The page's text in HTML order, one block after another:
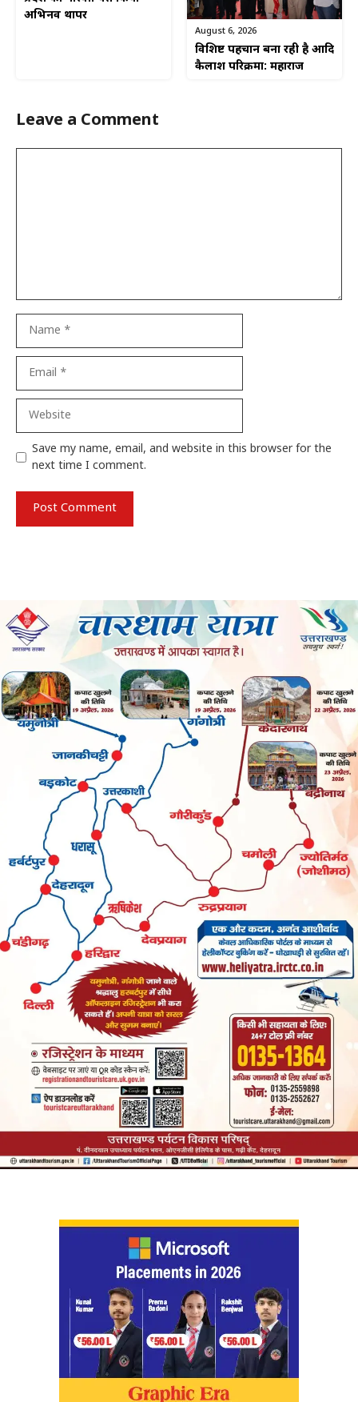
अभिनव थापर
August 6, 2026
विशिष्ट पहचान बना रही है आदि
कैलाश परिक्रमा: महाराज
Leave a Comment
Save my name, email, and website in this browser for the
next time I comment.